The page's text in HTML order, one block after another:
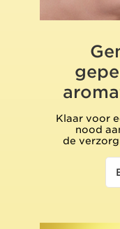
Klaar voor
nood
de